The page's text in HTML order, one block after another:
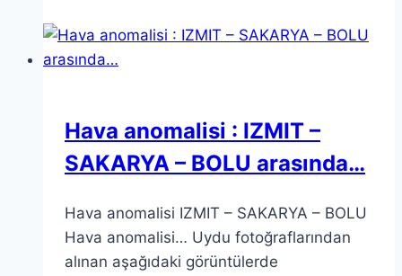
Hava anomalisi : IZMIT –
SAKARYA – BOLU arasında…
Hava anomalisi IZMIT – SAKARYA – BOLU
Hava anomalisi… Uydu fotoğraflarından
alınan aşağıdaki görüntülerde